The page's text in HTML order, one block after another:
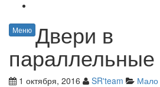
Меню Двери в
1 октября, 2016 SR'team Мало